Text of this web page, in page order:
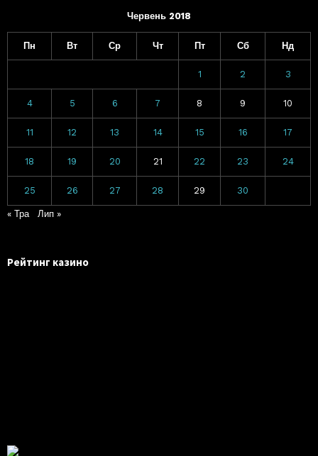
Червень 2018
Пн Вт Ср Чт Пт Сб Нд
1 2 3
4 5 6 7 8 9 10
11 12 13 14 15 16 17
18 19 20 21 22 23 24
25 26 27 28 29 30
« Тра Лип »
Рейтинг казино